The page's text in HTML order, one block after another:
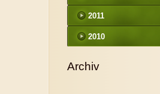
2011
2010
Archiv